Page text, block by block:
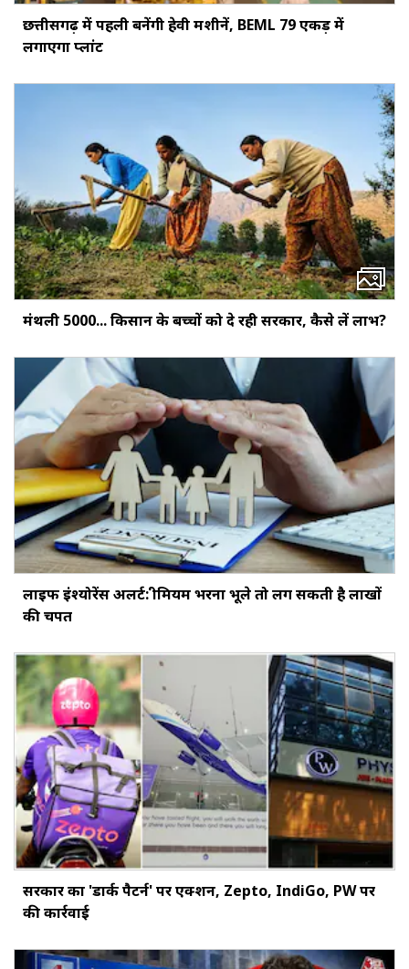
छत्तीसगढ़ में पहली बनेंगी हेवी मशीनें, BEML 79 एकड़ में
लगाएगा प्लांट
मंथली ₹5000... किसान के बच्‍चों को दे रही सरकार, कैसे लें लाभ?
लाइफ इंश्योरेंस अलर्ट: प्रीमियम भरना भूले तो लग सकती है लाखों
की चपत
सरकार का 'डार्क पैटर्न' पर एक्शन, Zepto, IndiGo, PW पर
की कार्रवाई